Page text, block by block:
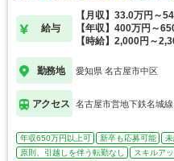
給与
【月収】33.0万円～
【年収】400万円～
【時給】2,000円～
勤務地 愛知県 名古屋市中区
アクセス 名古屋市営地下鉄名城
年収650万円以上可 新卒も応募可能
原則、引越しを伴う転勤なし
スキルア